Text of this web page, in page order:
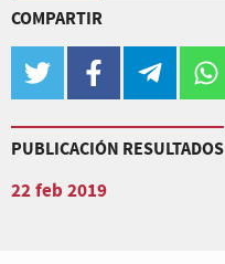
COMPARTIR
twitter facebook telegram
PUBLICACIÓN RESULTADOS
22 feb 2019